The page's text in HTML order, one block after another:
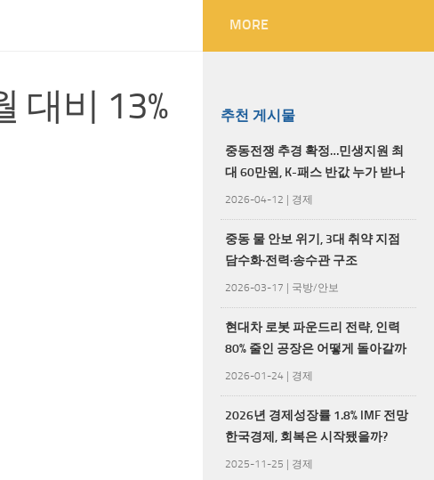
대비 13%
MORE
추천 게시물
중동전쟁 추경 확정…민생지원 최
대 60만원, K-패스 반값 누가 받나
2026-04-12 | 경제
중동 물 안보 위기, 3대 취약 지점
담수화·전력·송수관 구조
2026-03-17 | 국방/안보
현대차 로봇 파운드리 전략, 인력
80% 줄인 공장은 어떻게 돌아갈까
2026-01-24 | 경제
2026년 경제성장률 1.8% IMF 전망
한국경제, 회복은 시작됐을까?
2025-11-25 | 경제